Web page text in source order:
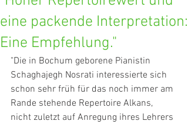
eine packende Interpretation:
Eine Empfehlung."
"Die in Bochum geborene Pianistin
Schaghajegh Nosrati interessierte sich
schon sehr früh für das noch immer am
Rande stehende Repertoire Alkans,
nicht zuletzt auf Anregung ihres Lehrers